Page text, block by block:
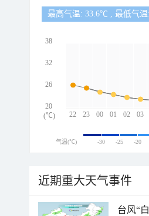
最高气温: 33.6℃ , 最低气
22 23 00 01 02 03
38
32
26
20
(℃)
气温(℃) -30 -25 -20
近期重大天气事件
台风“